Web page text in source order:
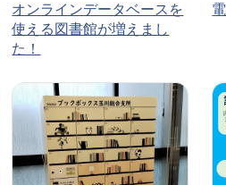
オンラインデータベースを
使える図書館が増えまし
た！